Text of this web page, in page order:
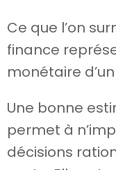
Ce que l’on
finance
monétaire
Une bonne
permet à
décisions